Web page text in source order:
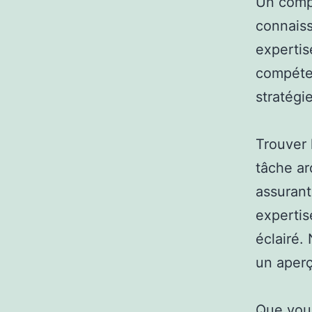
Trouver
tâche
éclairé.
un